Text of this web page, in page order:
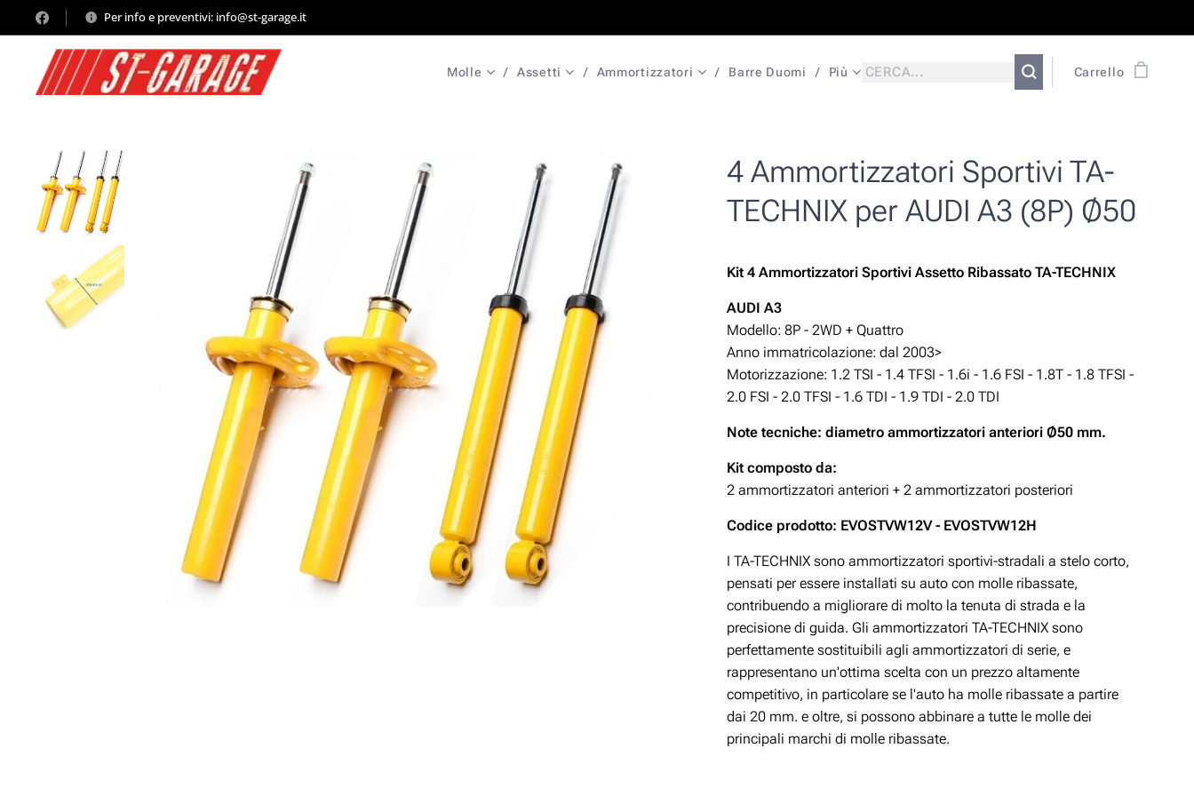
Per info e preventivi: info@st-garage.it
Molle Assetti Ammortizzatori Barre Duomi Più Carrello
4 Ammortizzatori Sportivi TA-
TECHNIX per AUDI A3 (8P) Ø50
Kit 4 Ammortizzatori Sportivi Assetto Ribassato TA-TECHNIX
AUDI A3
Modello: 8P - 2WD + Quattro
Anno immatricolazione: dal 2003>
Motorizzazione: 1.2 TSI - 1.4 TFSI - 1.6i - 1.6 FSI - 1.8T - 1.8 TFSI -
2.0 FSI - 2.0 TFSI - 1.6 TDI - 1.9 TDI - 2.0 TDI
Note tecniche: diametro ammortizzatori anteriori Ø50 mm.
Kit composto da:
2 ammortizzatori anteriori + 2 ammortizzatori posteriori
Codice prodotto: EVOSTVW12V - EVOSTVW12H
I TA-TECHNIX sono ammortizzatori sportivi-stradali a stelo corto,
pensati per essere installati su auto con molle ribassate,
contribuendo a migliorare di molto la tenuta di strada e la
precisione di guida. Gli ammortizzatori TA-TECHNIX sono
perfettamente sostituibili agli ammortizzatori di serie, e
rappresentano un'ottima scelta con un prezzo altamente
competitivo, in particolare se l'auto ha molle ribassate a partire
dai 20 mm. e oltre, si possono abbinare a tutte le molle dei
principali marchi di molle ribassate.